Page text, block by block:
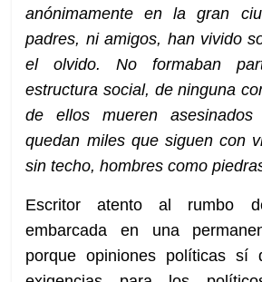
anónimamente en la gran
padres, ni amigos, han vivido
el olvido. No formaban
estructura social, de ninguna
de ellos mueren
quedan miles que siguen con
sin techo, hombres como
Escritor atento al rumbo
embarcada en una
porque opiniones políticas